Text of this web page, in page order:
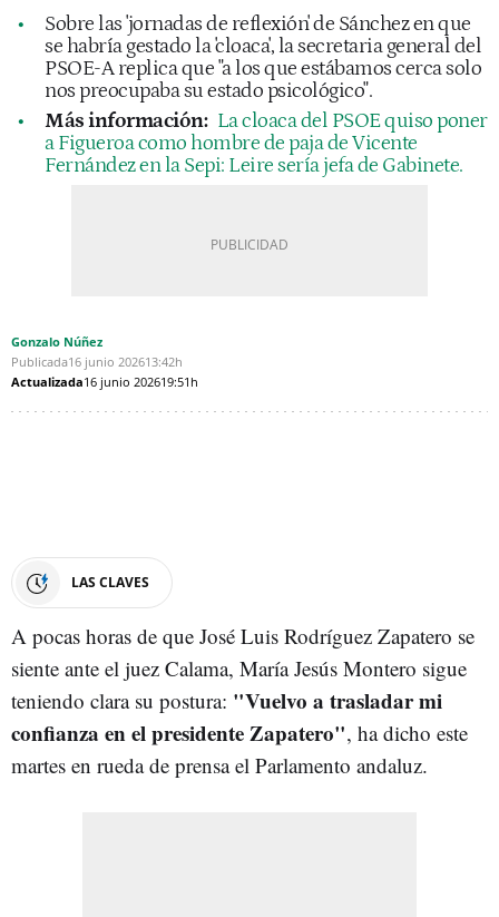
Sobre las 'jornadas de reflexión' de Sánchez en que
se habría gestado la 'cloaca', la secretaria general del
PSOE-A replica que "a los que estábamos cerca solo
nos preocupaba su estado psicológico".
Más información: La cloaca del PSOE quiso poner
a Figueroa como hombre de paja de Vicente
Fernández en la Sepi: Leire sería jefa de Gabinete.
Gonzalo Núñez
Publicada16 junio 202613:42h
Actualizada16 junio 202619:51h
LAS CLAVES
A pocas horas de que José Luis Rodríguez Zapatero se
siente ante el juez Calama, María Jesús Montero sigue
teniendo clara su postura: "Vuelvo a trasladar mi
confianza en el presidente Zapatero", ha dicho este
martes en rueda de prensa el Parlamento andaluz.